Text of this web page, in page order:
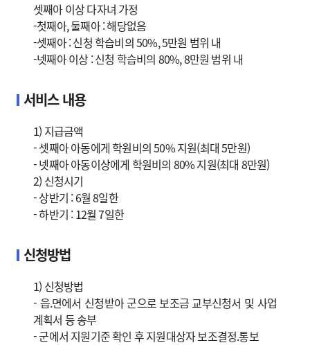
셋째아 이상 다자녀 가정
-첫째아, 둘째아 : 해당없음
-셋째아 : 신청 학습비의 50%, 5만원 범위 내
-넷째아 이상 : 신청 학습비의 80%, 8만원 범위 내
서비스 내용
1) 지급금액
- 셋째아 아동에게 학원비의 50% 지원(최대 5만원)
- 넷째아 아동이상에게 학원비의 80% 지원(최대 8만원)
2) 신청시기
- 상반기 : 6월 8일한
- 하반기 : 12월 7일한
신청방법
1) 신청방법
- 읍.면에서 신청받아 군으로 보조금 교부신청서 및 사업
계획서 등 송부
- 군에서 지원기준 확인 후 지원대상자 보조결정.통보